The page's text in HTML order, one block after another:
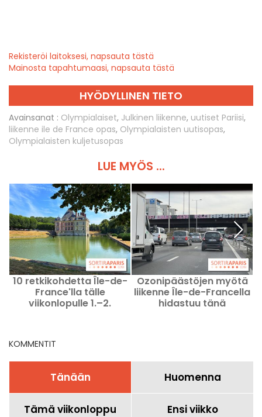
Rekisteröi laitoksesi, napsauta tästä
Mainosta tapahtumaasi, napsauta tästä
HYÖDYLLINEN TIETO
Avainsanat : Olympialaiset, Julkinen liikenne, uutiset Pariisi,
liikenne ile de France opas, Olympialaisten uutisopas,
Olympialaisten kuljetusopas
LUE MYÖS ...
10 retkikohdetta Île-de-
France'lla tälle
viikonlopulle 1.–2.
Ozonipäästöjen myötä
liikenne Île-de-Francella
hidastuu tänä
KOMMENTIT
Tänään Huomenna
Tämä viikonloppu Ensi viikko